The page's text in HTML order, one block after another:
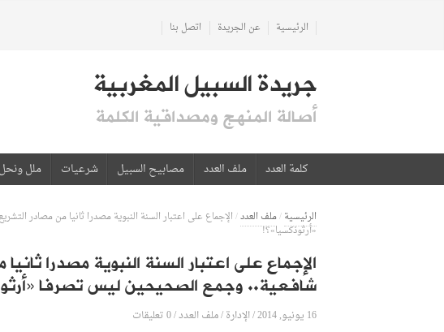
الرئيسية عن الجريدة اتصل بنا
جريدة السبيل المغربية
أصالة المنهج ومصداقية الكلمة
كلمة العدد ملف العدد مصابيح السبيل شرعيات ملل ونحل
الرئيسية/ملف العدد/الإجماع على اعتبار السنة النبوية مصدرا ثانيا من مصادر
«أرثوذكسيا»؟!
الإجماع على اعتبار السنة النبوية مصدرا
شافعية.. وجمع الصحيحين ليس تصرفا
16 يونيو, 2014 /الإدارة/ملف العدد/0 تعليقات